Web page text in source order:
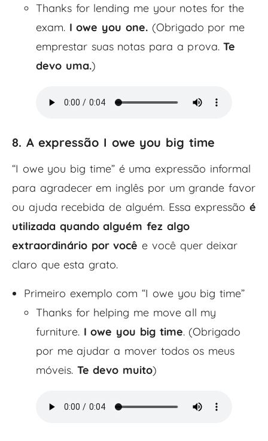
Thanks for lending me your notes for the
exam. I owe you one.(Obrigado por me
emprestar suas notas para a prova.Te
devo uma.)
8. A expressão I owe you big time
“I owe you big time” é uma expressão informal
para agradecer em inglês por um grande favor
ou ajuda recebida de alguém. Essa expressão é
utilizada quando alguém fez algo
extraordinário por você e você quer deixar
claro que esta grato.
Primeiro exemplo com “I owe you big time”
Thanks for helping me move all my
furniture. I owe you big time. (Obrigado
por me ajudar a mover todos os meus
móveis. Te devo muito)